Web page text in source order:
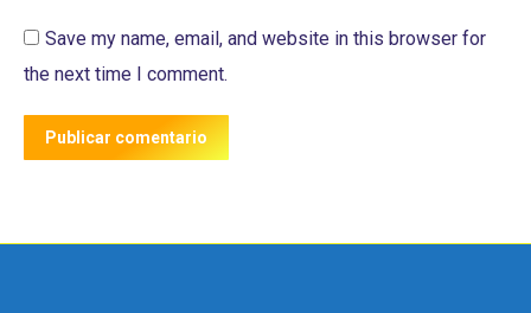
Save my name, email, and website in this browser for
the next time I comment.
Publicar comentario